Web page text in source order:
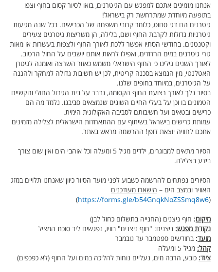
אנחנו מזמינים אתכם למפגש עם הגיטרנים, בואו לסיור קסום בחוף וצפו
בתופעה מיוחדת שמתרחשת רק בישראל!
גיטרנים הם דגי סחוס, כלומר קרובי משפחה של הכרישים. בכל שנה מגיעות
גיטרניות גדולות לקרבת החוף ושם, בלילה, הן משריצות גיטרנים צעירים
וקטנטנים. בחודשי הסתיו אפשר ללכת לאורך החוף ולצפות בעשרות או מאות
גורי גיטרנים במים הרדודים, ואפילו לראות אותם יושבים על החול הרטוב.
לאורך השנים גילינו כי החוף הישראלי משמש כאזור השרצה ואומנה לגיטרן
האטלנטי, מין הנמצא בסכנה קריטית, לכן יש חשיבות גדולה למחקר ולהגנה
על הגיטרנים, במיוחד בחופים שלנו.
בסיור נלך לאורך רצועת החוף הקסומה, נדבר על בית הגידול החולי והקשיים
הטמונים בו וכן על בעלי החיים השונים שנמצאים סביבנו. נלמד מה הם
כרישים ובטאים ועל חשיבותם לסביבה האקולוגית הימית.
עמותת כרישים בישראל בשיתוף עם ההתאחדות הישראלית לצלילה מזמינים
אתכם לחוויה יוצאת דופן! ההרשמה מראש באתר.
הסיור מתאים למבוגרים, ילדים מגיל 5 ומעלה וכל אוהבי הים ואין שום צורך
בידע בצלילה.
הסיורים נפתחים להרשמה כשבוע לפני מועד הסיור כיוון שאנחנו תלויים במזג
האוויר ובמצב הים – הישארו מעודכנים
(
https://forms.gle/b54GnqkNoZSSmq8w6
)
מיקום: חוף ניצנים (החנייה בתשלום כחול לבן)
נקודת מפגש: ניצנים: "חוף ניצנים" בוויז, נפגשים ליד סוכת המציל
מועד:בחודשים ספטמבר עד נובמבר
קהל: מגיל 5 ומעלה
ציוד: כובע, הרבה מים, נעליים נוחות להליכה במים ועל החוף (לא כפכפים)